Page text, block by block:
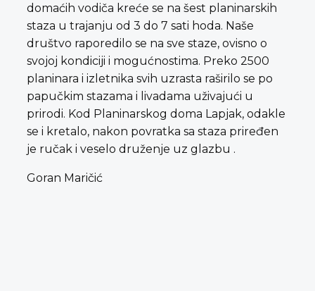
domaćih vodiča kreće se na šest planinarskih
staza u trajanju od 3 do 7 sati hoda. Naše
društvo raporedilo se na sve staze, ovisno o
svojoj kondiciji i mogućnostima. Preko 2500
planinara i izletnika svih uzrasta raširilo se po
papučkim stazama i livadama uživajući u
prirodi. Kod Planinarskog doma Lapjak, odakle
se i kretalo, nakon povratka sa staza priređen
je ručak i veselo druženje uz glazbu .
Goran Maričić